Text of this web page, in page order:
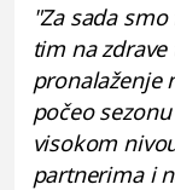
"Za sada
tim na
pronalaženje
počeo
visokom
partnerima i